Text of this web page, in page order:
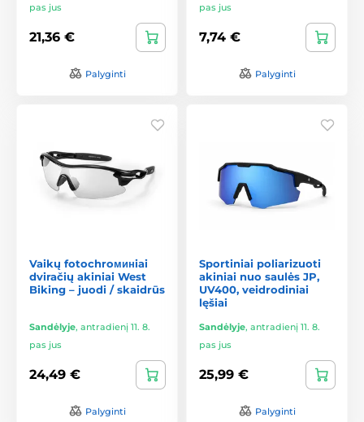
pas jus
21,36 €
Palyginti
pas jus
7,74 €
Palyginti
Vaikų fotochroминiai
dviračių akiniai West
Biking – juodi / skaidrūs
Sandėlyje, antradienį 11. 8.
pas jus
24,49 €
Palyginti
Sportiniai poliarizuoti
akiniai nuo saulės JP,
UV400, veidrodiniai
lęšiai
Sandėlyje, antradienį 11. 8.
pas jus
25,99 €
Palyginti